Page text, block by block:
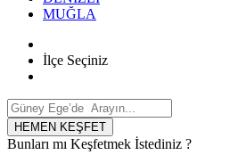
MUĞLA
İlçe Seçiniz
HEMEN KEŞFET
Bunları mı Keşfetmek İstediniz ?